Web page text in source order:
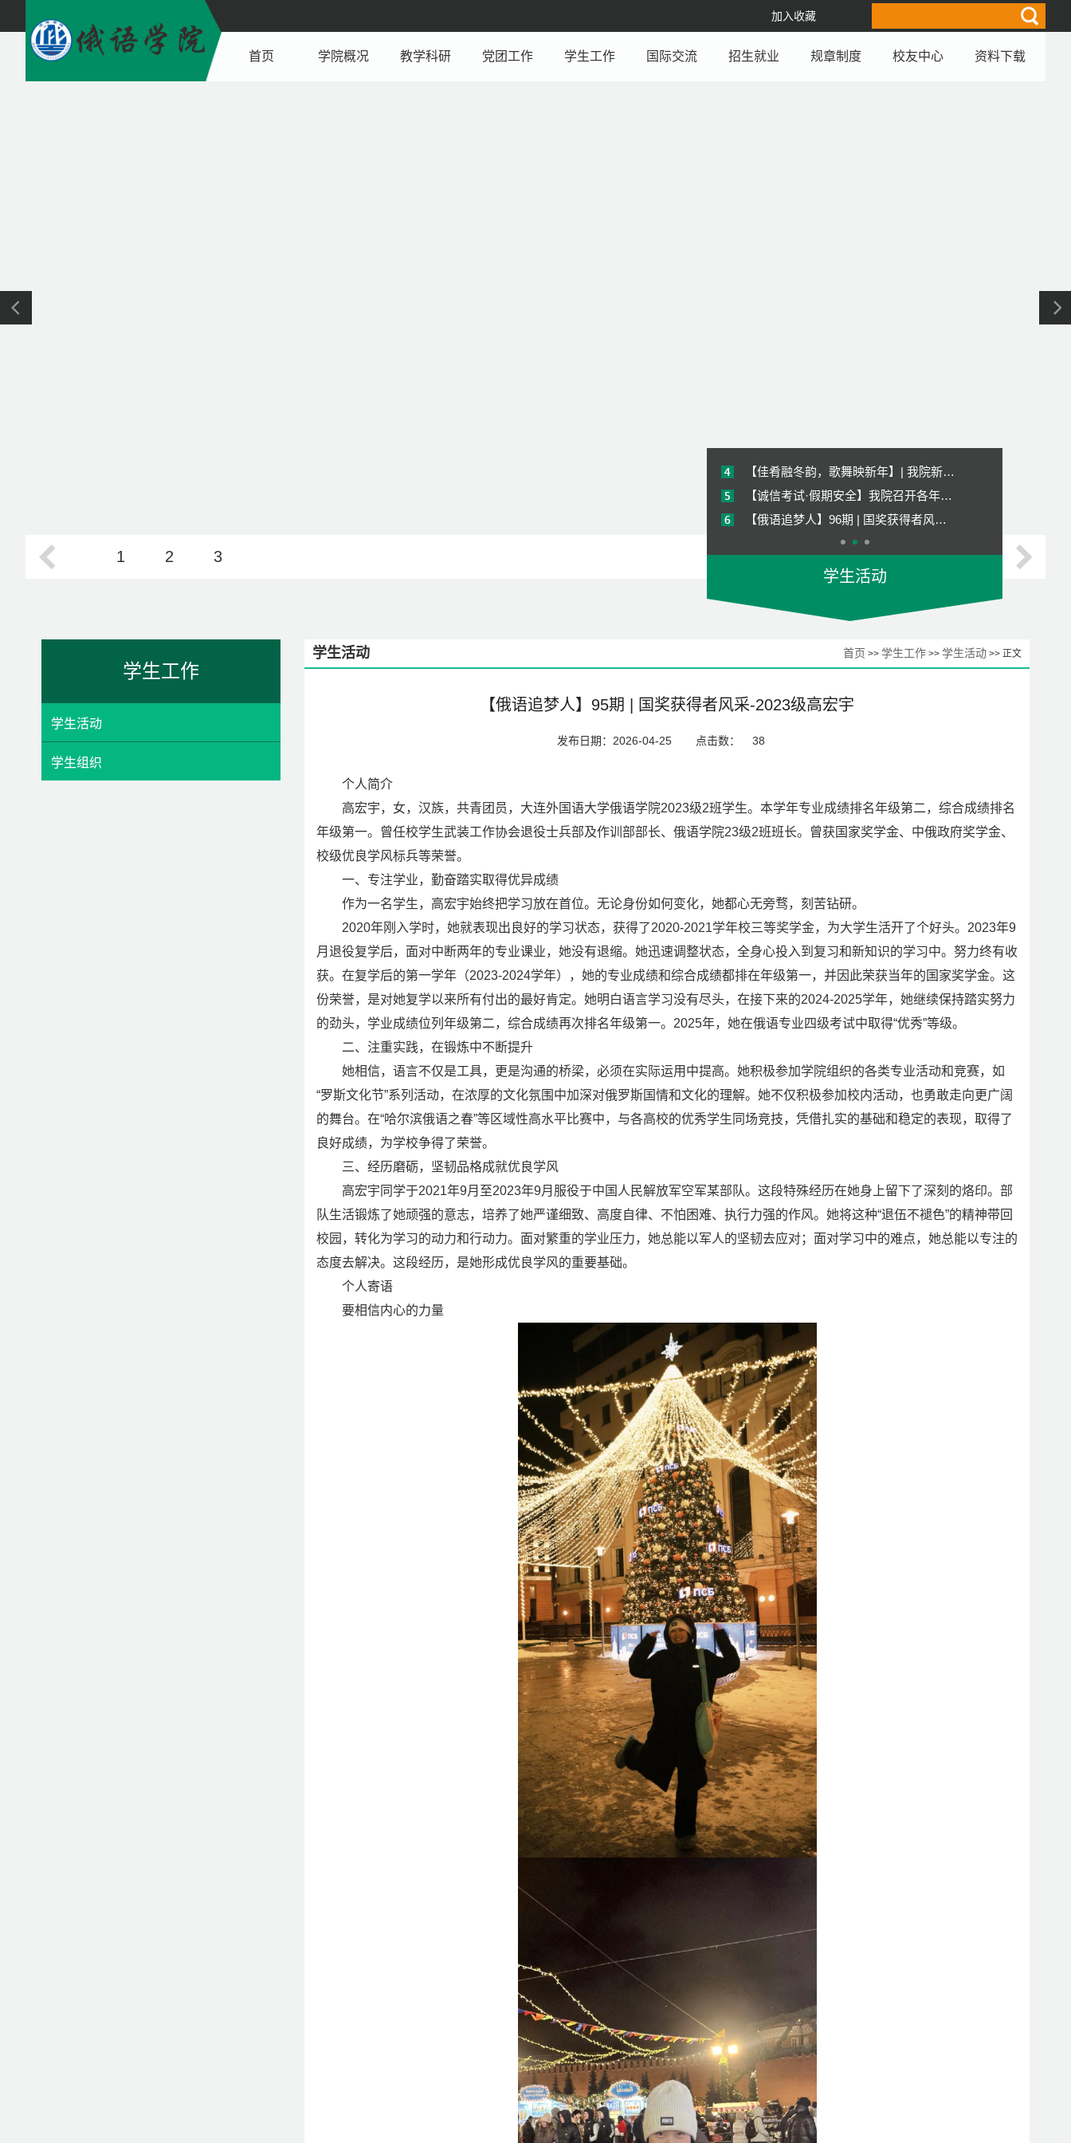
加入收藏
首页 学院概况 教学科研 党团工作 学生工作 国际交流 招生就业 规章制度 校友中心 资料下载
1 2 3
【佳肴融冬韵，歌舞映新年】| 我院新…
【诚信考试·假期安全】我院召开各年…
【俄语追梦人】96期 | 国奖获得者风…
【俄语追梦人】95期 | 国奖获得者风…
生态一线践初心 实干担当树政绩——…
【平安校园2025】增强消防意识，共建…
【俄语追梦人】98期 | 国奖获得者风…
【俄语追梦人】97期 | 国奖获得者风…
【学生活动】| 我院第56届分团委学生…
学生活动
学生工作
学生活动
学生组织
学生活动 首页 >> 学生工作 >> 学生活动 >> 正文
【俄语追梦人】95期 | 国奖获得者风采-2023级高宏宇
发布日期：2026-04-25 点击数： 38
个人简介
高宏宇，女，汉族，共青团员，大连外国语大学俄语学院2023级2班学生。本学年专业成绩排名年级第二，综合成绩排名
年级第一。曾任校学生武装工作协会退役士兵部及作训部部长、俄语学院23级2班班长。曾获国家奖学金、中俄政府奖学金、
校级优良学风标兵等荣誉。
一、专注学业，勤奋踏实取得优异成绩
作为一名学生，高宏宇始终把学习放在首位。无论身份如何变化，她都心无旁骛，刻苦钻研。
2020年刚入学时，她就表现出良好的学习状态，获得了2020-2021学年校三等奖学金，为大学生活开了个好头。2023年9
月退役复学后，面对中断两年的专业课业，她没有退缩。她迅速调整状态，全身心投入到复习和新知识的学习中。努力终有收
获。在复学后的第一学年（2023-2024学年），她的专业成绩和综合成绩都排在年级第一，并因此荣获当年的国家奖学金。这
份荣誉，是对她复学以来所有付出的最好肯定。她明白语言学习没有尽头，在接下来的2024-2025学年，她继续保持踏实努力
的劲头，学业成绩位列年级第二，综合成绩再次排名年级第一。2025年，她在俄语专业四级考试中取得“优秀”等级。
二、注重实践，在锻炼中不断提升
她相信，语言不仅是工具，更是沟通的桥梁，必须在实际运用中提高。她积极参加学院组织的各类专业活动和竞赛，如
“罗斯文化节”系列活动，在浓厚的文化氛围中加深对俄罗斯国情和文化的理解。她不仅积极参加校内活动，也勇敢走向更广阔
的舞台。在“哈尔滨俄语之春”等区域性高水平比赛中，与各高校的优秀学生同场竞技，凭借扎实的基础和稳定的表现，取得了
良好成绩，为学校争得了荣誉。
三、经历磨砺，坚韧品格成就优良学风
高宏宇同学于2021年9月至2023年9月服役于中国人民解放军空军某部队。这段特殊经历在她身上留下了深刻的烙印。部
队生活锻炼了她顽强的意志，培养了她严谨细致、高度自律、不怕困难、执行力强的作风。她将这种“退伍不褪色”的精神带回
校园，转化为学习的动力和行动力。面对繁重的学业压力，她总能以军人的坚韧去应对；面对学习中的难点，她总能以专注的
态度去解决。这段经历，是她形成优良学风的重要基础。
个人寄语
要相信内心的力量